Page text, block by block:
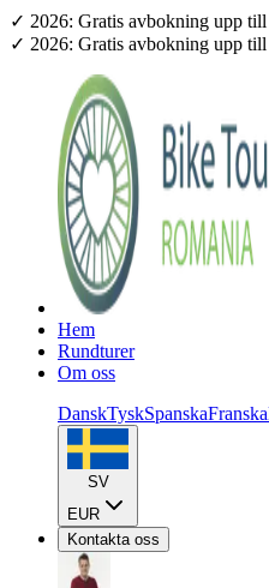
✓ 2026: Gratis avbokning upp till
✓ 2026: Gratis avbokning upp till
Hem
Rundturer
Om oss
DanskTyskSpanskaFranska
SV
EUR
Kontakta oss